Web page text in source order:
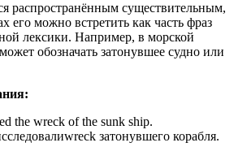
распространённым существительным,
его можно встретить как часть фраз
лексики. Например, в морской
обозначать затонувшее судно или
the wreck of the sunk ship.
затонувшего корабля.